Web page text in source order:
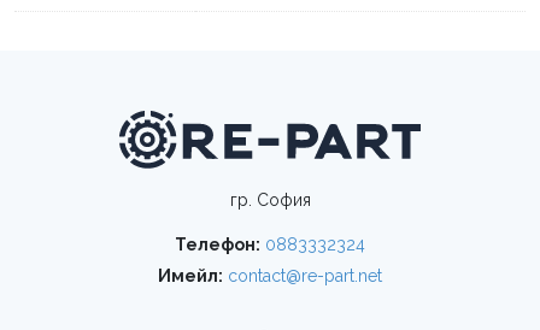
гр. София
Телефон: 0883332324
Имейл: contact@re-part.net